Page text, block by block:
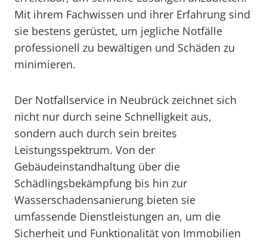
Mit ihrem Fachwissen und ihrer Erfahrung sind
sie bestens gerüstet, um jegliche Notfälle
professionell zu bewältigen und Schäden zu
minimieren.
Der Notfallservice in Neubrück zeichnet sich
nicht nur durch seine Schnelligkeit aus,
sondern auch durch sein breites
Leistungsspektrum. Von der
Gebäudeinstandhaltung über die
Schädlingsbekämpfung bis hin zur
Wasserschadensanierung bieten sie
umfassende Dienstleistungen an, um die
Sicherheit und Funktionalität von Immobilien